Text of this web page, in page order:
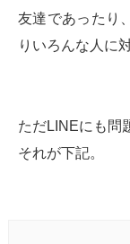
友達であったり
りいろんな人に
ただLINEにも問
それが下記。